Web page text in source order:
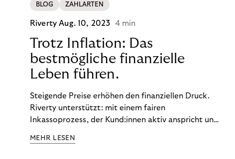
BLOG ZAHLARTEN
RivertyAug. 10, 2023 4 min
Trotz Inflation: Das
bestmögliche finanzielle
Leben führen.
Steigende Preise erhöhen den finanziellen Druck.
Riverty unterstützt: mit einem fairen
Inkassoprozess, der Kund:innen aktiv anspricht und
Finanzbildung ermöglicht. So bleiben Menschen
MEHR LESEN